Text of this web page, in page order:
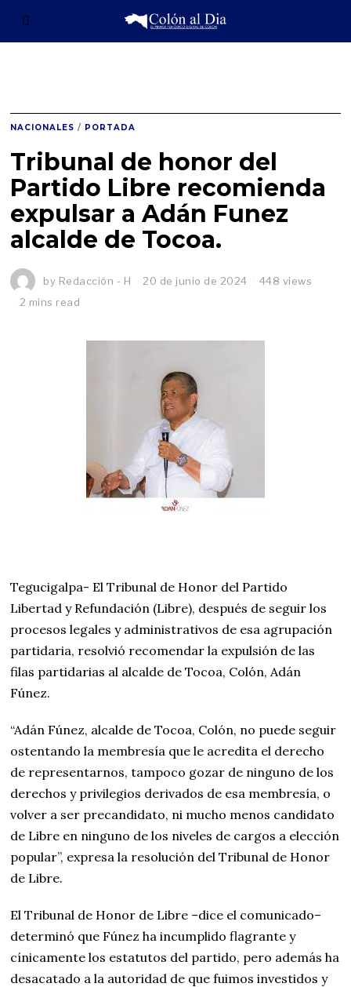
NACIONALES / PORTADA
Tribunal de honor del
Partido Libre recomienda
expulsar a Adán Funez
alcalde de Tocoa.
by Redacción - H 20 de junio de 2024
448 views
2 mins read
Tegucigalpa- El Tribunal de Honor del Partido
Libertad y Refundación (Libre), después de seguir los
procesos legales y administrativos de esa agrupación
partidaria, resolvió recomendar la expulsión de las
filas partidarias al alcalde de Tocoa, Colón, Adán
Fúnez.
“Adán Fúnez, alcalde de Tocoa, Colón, no puede seguir
ostentando la membresía que le acredita el derecho
de representarnos, tampoco gozar de ninguno de los
derechos y privilegios derivados de esa membresía, o
volver a ser precandidato, ni mucho menos candidato
de Libre en ninguno de los niveles de cargos a elección
popular”, expresa la resolución del Tribunal de Honor
de Libre.
El Tribunal de Honor de Libre –dice el comunicado–
determinó que Fúnez ha incumplido flagrante y
cínicamente los estatutos del partido, pero además ha
desacatado a la autoridad de que fuimos investidos y